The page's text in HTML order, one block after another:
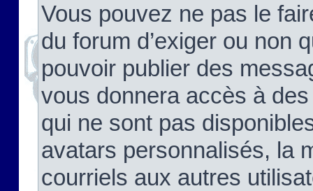
Vous pouvez ne pas le
du forum d’exiger ou non
pouvoir publier des
vous donnera accès à
qui ne sont pas
avatars personnalisés, la
courriels aux autres